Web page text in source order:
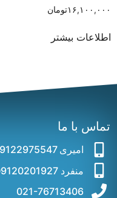
۱۶,۱۰۰,۰۰۰تومان
اطلاعات بیشتر
تماس با ما
امیری 09122975547
منفرد 09120201927
021-76713406